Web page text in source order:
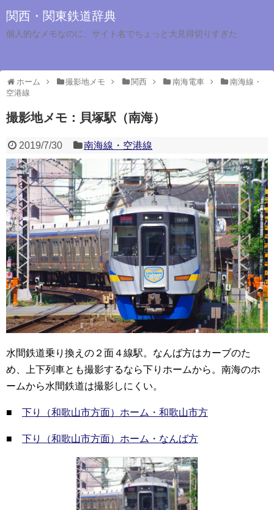
関西・関東鉄道辞典
個人的なメモなのに、サイト名でちょっと大見得切りすぎた
ホーム 撮影地メモ 関西 南海電車
南海線・
空港線
撮影地メモ：貝塚駅（南海）
2019/7/30 南海線・空港線
水間鉄道乗り換えの２面４線駅。なんば方はカーブのた
め、上下列車とも撮影するなら下りホームから。南海のホ
ームから水間鉄道は撮影しにくい。
■ 下り（和歌山市方面）ホーム・和歌山市方
■ 下り（和歌山市方面）ホーム・なんば方